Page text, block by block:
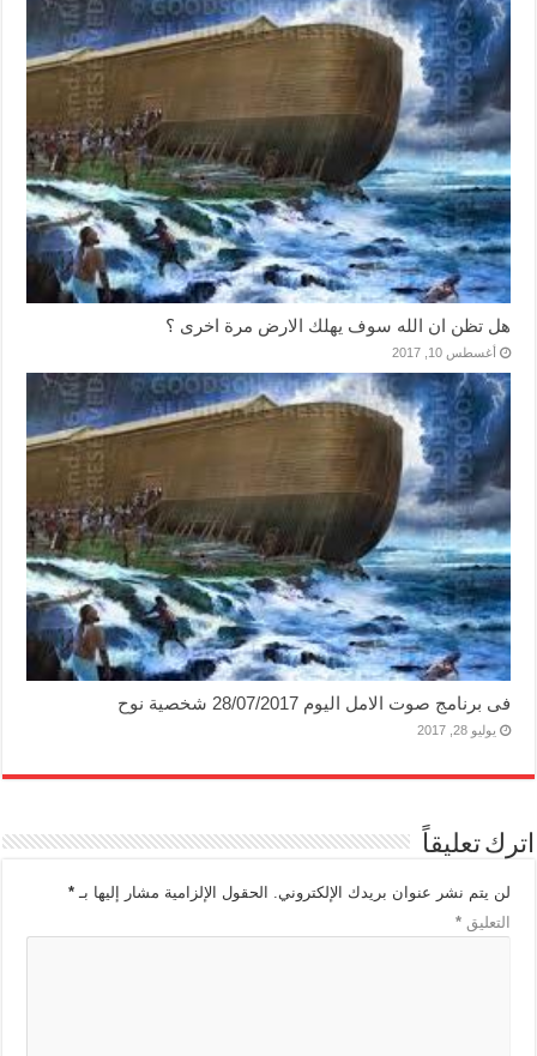
هل تظن ان الله سوف يهلك الارض مرة اخرى ؟
أغسطس 10, 2017
فى برنامج صوت الامل اليوم 28/07/2017 شخصية نوح
يوليو 28, 2017
اترك تعليقاً
لن يتم نشر عنوان بريدك الإلكتروني. الحقول الإلزامية مشار إليها بـ*
التعليق*